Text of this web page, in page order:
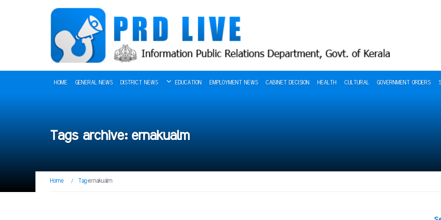
HOME GENERAL NEWS DISTRICT NEWS EDUCATION EMPLOYMENT NEWS CABINET DECISION HEALTH CULTURAL GOVERNMENT ORDERS
Tags archive: ernakualm
Home / Tag:ernakualm